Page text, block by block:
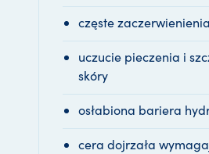
częste zaczerwienienia
uczucie pieczenia i
skóry
osłabiona bariera
cera dojrzała